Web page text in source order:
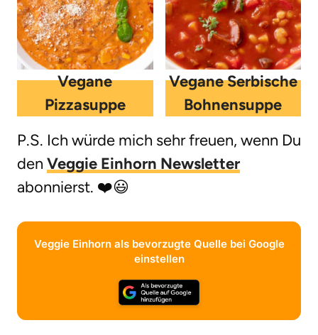
Vegane
Pizzasuppe
Vegane Serbische
Bohnensuppe
P.S. Ich würde mich sehr freuen, wenn Du
den Veggie Einhorn Newsletter
abonnierst. ❤️😃
Veggie Einhorn als bevorzugte Quelle bei Google
einstellen